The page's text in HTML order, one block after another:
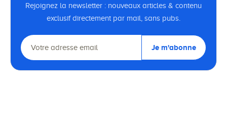
Rejoignez la newsletter : nouveaux articles & contenu
exclusif directement par mail, sans pubs.
Je m'abonne